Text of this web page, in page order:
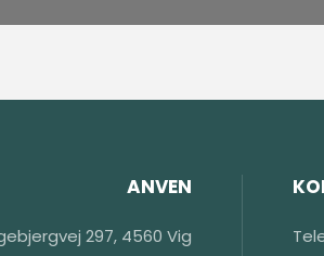
ANVEN
297, 4560 Vig​